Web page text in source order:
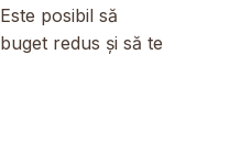
posibil să
redus și să te